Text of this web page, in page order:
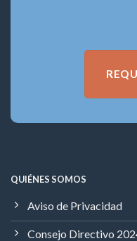
QUIÉNES SOMOS
Aviso de Privacidad
Consejo Directivo